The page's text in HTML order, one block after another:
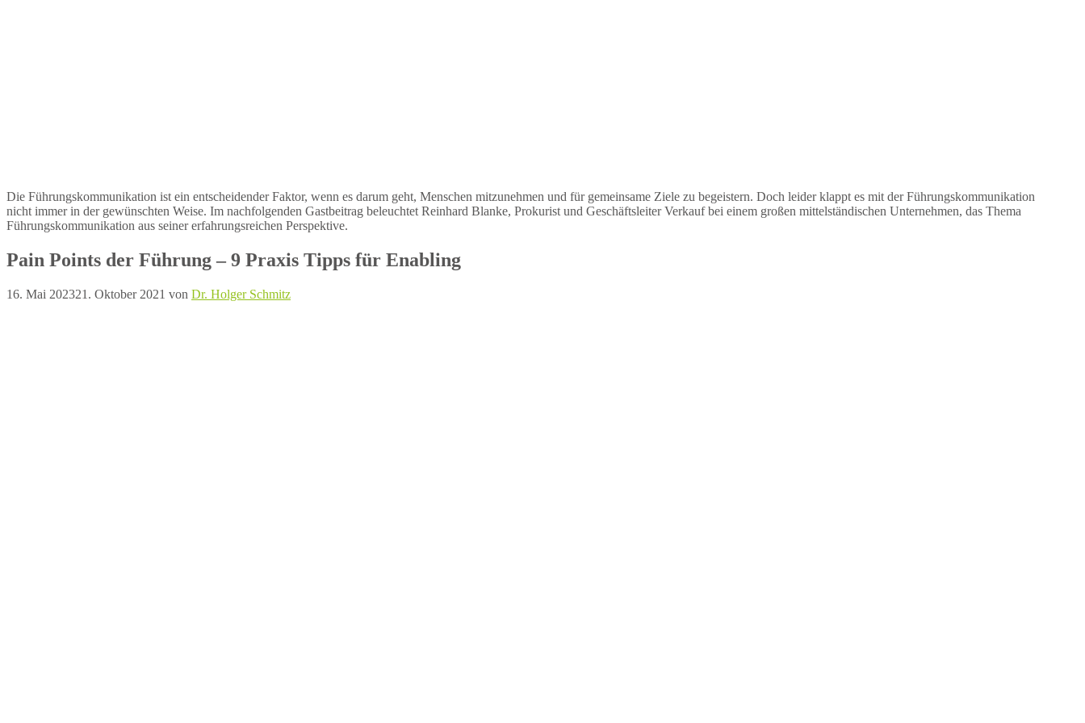
Die Führungskommunikation ist ein entscheidender Faktor, wenn es darum geht, Menschen mitzunehmen und für gemeinsame Ziele zu begeistern. Doch leider klappt es mit der Führungskommunikation
nicht immer in der gewünschten Weise. Im nachfolgenden Gastbeitrag beleuchtet Reinhard Blanke, Prokurist und Geschäftsleiter Verkauf bei einem großen mittelständischen Unternehmen, das Thema
Führungskommunikation aus seiner erfahrungsreichen Perspektive.
Pain Points der Führung – 9 Praxis Tipps für Enabling
16. Mai 202321. Oktober 2021 von Dr. Holger Schmitz